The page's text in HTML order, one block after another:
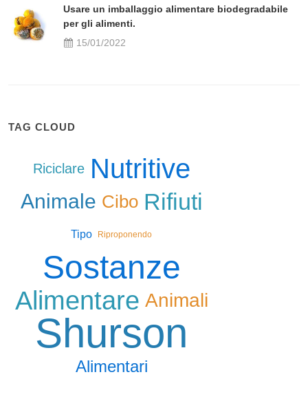
Usare un imballaggio alimentare biodegradabile
per gli alimenti.
15/01/2022
TAG CLOUD
Riciclare Nutritive
Animale Cibo Rifiuti
Tipo Riproponendo
Sostanze
Alimentare Animali
Shurson
Alimentari